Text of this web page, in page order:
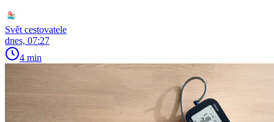
Svět cestovatele
dnes, 07:27
4 min